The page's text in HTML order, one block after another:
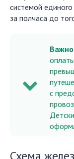
системой
за полчаса до
с
Схема